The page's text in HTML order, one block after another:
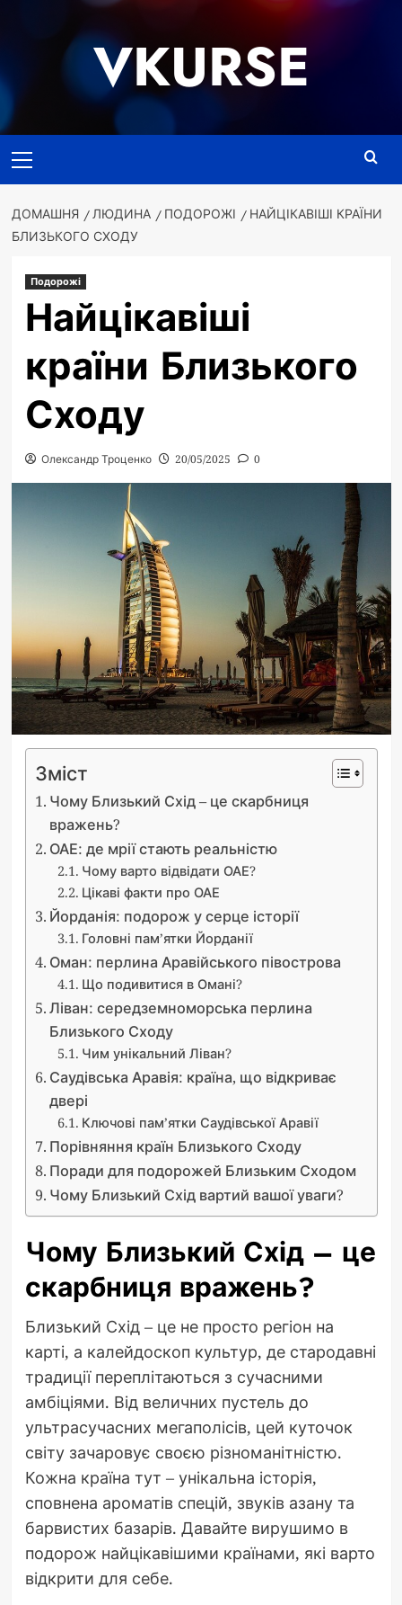
VKURSE
меню
ДОМАШНЯ ЛЮДИНА ПОДОРОЖІ
НАЙЦІКАВІШІ КРАЇНИ
БЛИЗЬКОГО СХОДУ
Подорожі
Найцікавіші
країни Близького
Сходу
Олександр Троценко 20/05/2025 0
Зміст
Чому Близький Схід – це скарбниця
вражень?
ОАЕ: де мрії стають реальністю
Чому варто відвідати ОАЕ?
Цікаві факти про ОАЕ
Йорданія: подорож у серце історії
Головні пам’ятки Йорданії
Оман: перлина Аравійського півострова
Що подивитися в Омані?
Ліван: середземноморська перлина
Близького Сходу
Чим унікальний Ліван?
Саудівська Аравія: країна, що відкриває
двері
Ключові пам’ятки Саудівської Аравії
Порівняння країн Близького Сходу
Поради для подорожей Близьким Сходом
Чому Близький Схід вартий вашої уваги?
Чому Близький Схід – це
скарбниця вражень?
Близький Схід – це не просто регіон на
карті, а калейдоскоп культур, де стародавні
традиції переплітаються з сучасними
амбіціями. Від величних пустель до
ультрасучасних мегаполісів, цей куточок
світу зачаровує своєю різноманітністю.
Кожна країна тут – унікальна історія,
сповнена ароматів спецій, звуків азану та
барвистих базарів. Давайте вирушимо в
подорож найцікавішими країнами, які варто
відкрити для себе.